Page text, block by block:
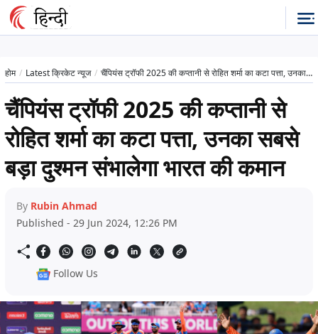
होम Latest क्रिकेट न्यूज चैंपियंस ट्रॉफी 2025 की कप्तानी से रोहित शर्मा का कटा पत्ता, उनका सबसे बड़ा दुश्मन संभालेगा भारत की कमान
चैंपियंस ट्रॉफी 2025 की कप्तानी से
रोहित शर्मा का कटा पत्ता, उनका सबसे
बड़ा दुश्मन संभालेगा भारत की कमान
By Rubin Ahmad
Published - 29 Jun 2024, 12:26 PM
Follow Us